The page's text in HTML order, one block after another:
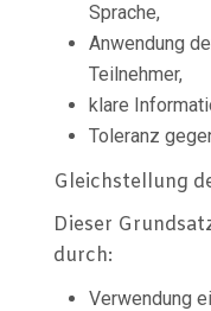
Sprache,
Anwendung
Teilnehmer,
klare
Toleranz
Gleichstellung
Dieser
durch:
Verwendung